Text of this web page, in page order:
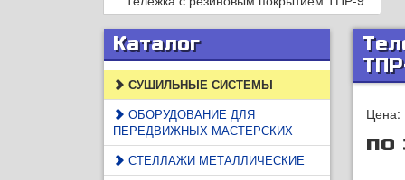
Каталог
СУШИЛЬНЫЕ СИСТЕМЫ
ОБОРУДОВАНИЕ ДЛЯ
ПЕРЕДВИЖНЫХ МАСТЕРСКИХ
СТЕЛЛАЖИ МЕТАЛЛИЧЕСКИЕ
Цена:
по